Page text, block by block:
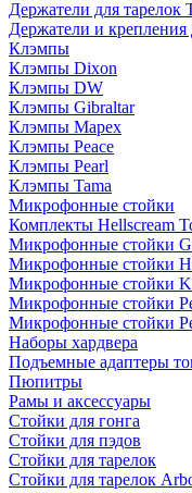
Держатели для тарелок
Держатели и крепления
Клэмпы
Клэмпы Dixon
Клэмпы DW
Клэмпы Gibraltar
Клэмпы Mapex
Клэмпы Peace
Клэмпы Pearl
Клэмпы Tama
Микрофонные стойки
Комплекты Hellscream
Микрофонные стойки
Микрофонные стойки
Микрофонные стойки
Микрофонные стойки
Микрофонные стойки
Наборы хардвера
Подъемные адаптеры
Пюпитры
Рамы и аксессуары
Стойки для гонга
Стойки для пэдов
Стойки для тарелок
Стойки для тарелок